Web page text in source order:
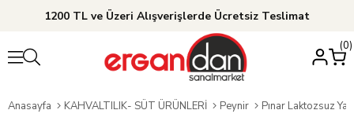
1200 TL ve Üzeri Alışverişlerde Ücretsiz Teslimat
0
Anasayfa KAHVALTILIK- SÜT ÜRÜNLERİ Peynir Pınar Laktozsuz